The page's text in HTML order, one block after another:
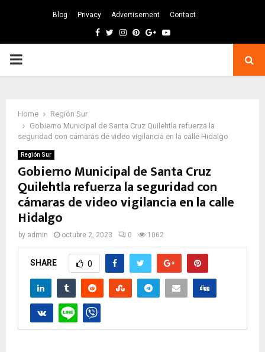
Blog Privacy Advertisement Contact
Facebook
TwitterInstagram
Pinterest
GoogleYoutube
PRIMARY
Home
Región Sur
Gobierno Municipal de Santa Cruz Quilehtla refuerza la
seguridad con cámaras de video vigilancia en la calle Hidalgo
Región Sur
Gobierno Municipal de Santa Cruz
Quilehtla refuerza la seguridad con
cámaras de video vigilancia en la calle
Hidalgo
by admin octubre 2, 2023 0 1062
SHARE 0